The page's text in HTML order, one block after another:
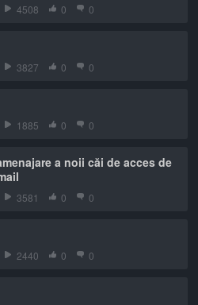
4508 0 0
3827 0 0
1885 0 0
a noii căi de acces de
3581 0 0
2440 0 0